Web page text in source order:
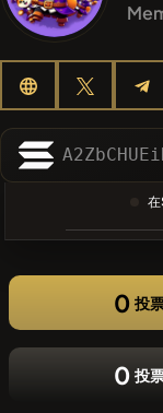
0 投
0 投